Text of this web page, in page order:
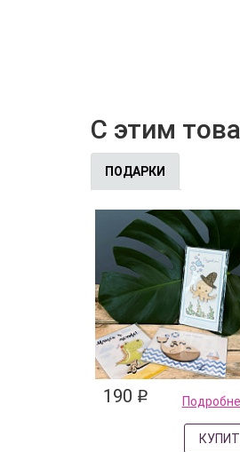
С этим
ПОДАРКИ
190 q